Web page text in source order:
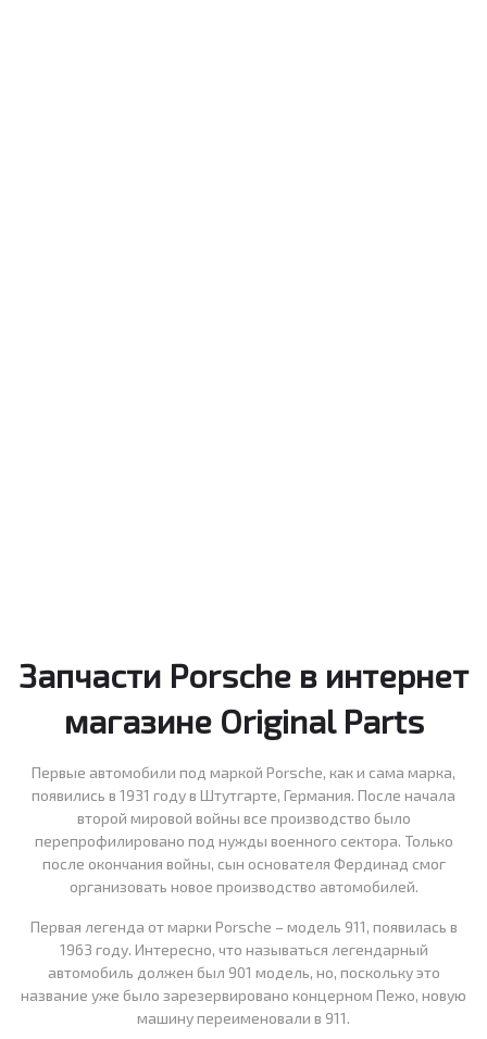
Запчасти Porsche в интернет
магазине Original Parts
Первые автомобили под маркой Porsche, как и сама марка,
появились в 1931 году в Штутгарте, Германия. После начала
второй мировой войны все производство было
перепрофилировано под нужды военного сектора. Только
после окончания войны, сын основателя Фердинад смог
организовать новое производство автомобилей.
Первая легенда от марки Porsche – модель 911, появилась в
1963 году. Интересно, что называться легендарный
автомобиль должен был 901 модель, но, поскольку это
название уже было зарезервировано концерном Пежо, новую
машину переименовали в 911.